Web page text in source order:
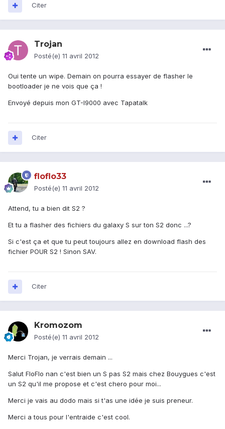
Citer
Trojan
Posté(e) 11 avril 2012
Oui tente un wipe. Demain on pourra essayer de flasher le
bootloader je ne vois que ça !
Envoyé depuis mon GT-I9000 avec Tapatalk
Citer
floflo33
Posté(e) 11 avril 2012
Attend, tu a bien dit S2 ?
Et tu a flasher des fichiers du galaxy S sur ton S2 donc ...?
Si c'est ça et que tu peut toujours allez en download flash des
fichier POUR S2 ! Sinon SAV.
Citer
Kromozom
Posté(e) 11 avril 2012
Merci Trojan, je verrais demain ...
Salut FloFlo nan c'est bien un S pas S2 mais chez Bouygues c'est
un S2 qu'il me propose et c'est chero pour moi...
Merci je vais au dodo mais si t'as une idée je suis preneur.
Merci a tous pour l'entraide c'est cool.